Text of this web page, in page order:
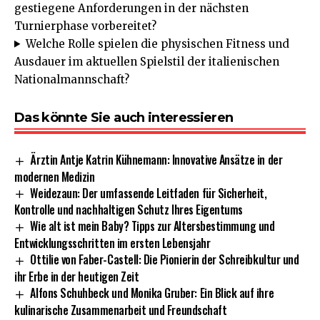
gestiegene Anforderungen in der nächsten
Turnierphase vorbereitet?
Welche Rolle spielen die physischen Fitness und
Ausdauer im aktuellen Spielstil der italienischen
Nationalmannschaft?
Das könnte Sie auch interessieren
Ärztin Antje Katrin Kühnemann: Innovative Ansätze in der
modernen Medizin
Weidezaun: Der umfassende Leitfaden für Sicherheit,
Kontrolle und nachhaltigen Schutz Ihres Eigentums
Wie alt ist mein Baby? Tipps zur Altersbestimmung und
Entwicklungsschritten im ersten Lebensjahr
Ottilie von Faber-Castell: Die Pionierin der Schreibkultur und
ihr Erbe in der heutigen Zeit
Alfons Schuhbeck und Monika Gruber: Ein Blick auf ihre
kulinarische Zusammenarbeit und Freundschaft